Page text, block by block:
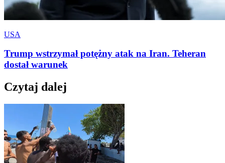
USA
Trump wstrzymał potężny atak na Iran. Teheran
dostał warunek
Czytaj dalej